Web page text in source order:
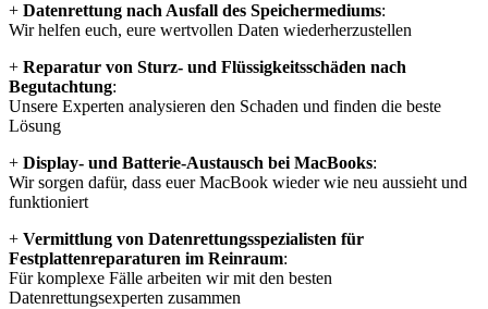
+ Datenrettung nach Ausfall des Speichermediums:
Wir helfen euch, eure wertvollen Daten wiederherzustellen
+ Reparatur von Sturz- und Flüssigkeitsschäden nach
Begutachtung:
Unsere Experten analysieren den Schaden und finden die beste
Lösung
+ Display- und Batterie-Austausch bei MacBooks:
Wir sorgen dafür, dass euer MacBook wieder wie neu aussieht und
funktioniert
+ Vermittlung von Datenrettungsspezialisten für
Festplattenreparaturen im Reinraum:
Für komplexe Fälle arbeiten wir mit den besten
Datenrettungsexperten zusammen